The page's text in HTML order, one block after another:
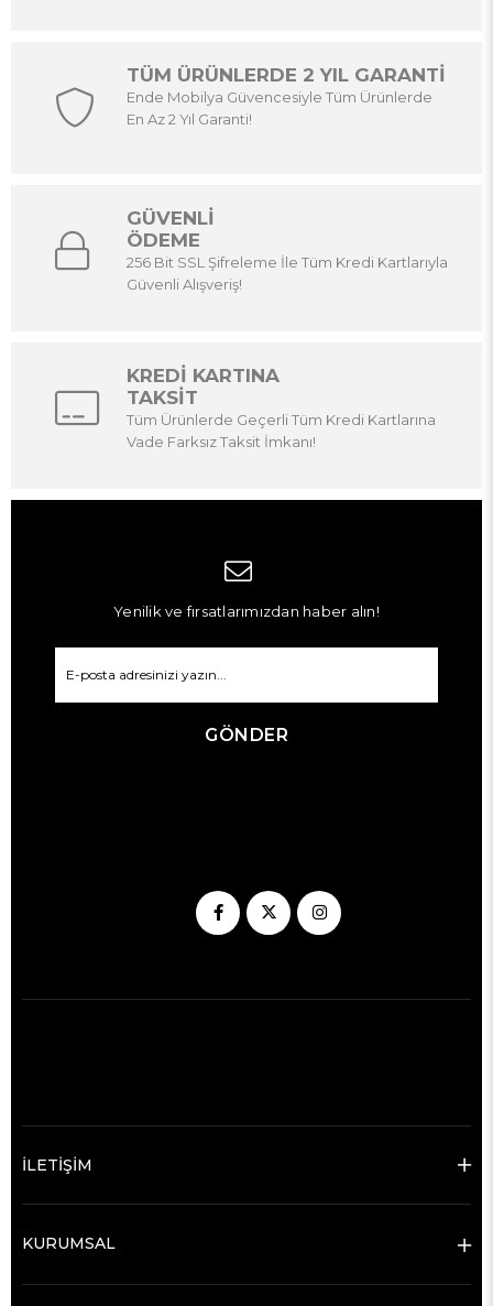
TÜM ÜRÜNLERDE 2 YIL GARANTİ
Ende Mobilya Güvencesiyle Tüm Ürünlerde
En Az 2 Yıl Garanti!
GÜVENLİ
ÖDEME
256 Bit SSL Şifreleme İle Tüm Kredi Kartlarıyla
Güvenli Alışveriş!
KREDİ KARTINA
TAKSİT
Tüm Ürünlerde Geçerli Tüm Kredi Kartlarına
Vade Farksız Taksit İmkanı!
Yenilik ve fırsatlarımızdan haber alın!
GÖNDER
İLETİŞİM
KURUMSAL